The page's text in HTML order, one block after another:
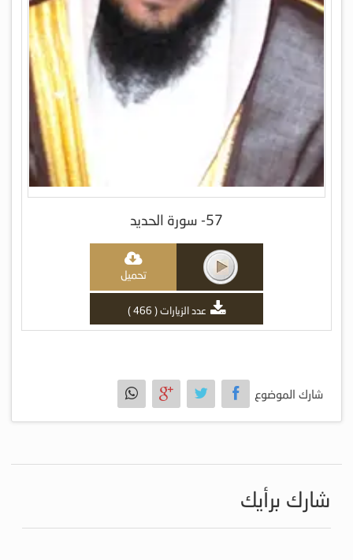
57- سورة الحديد
تحميل
عدد الزيارات ( 466 )
شارك الموضوع
شارك برأيك